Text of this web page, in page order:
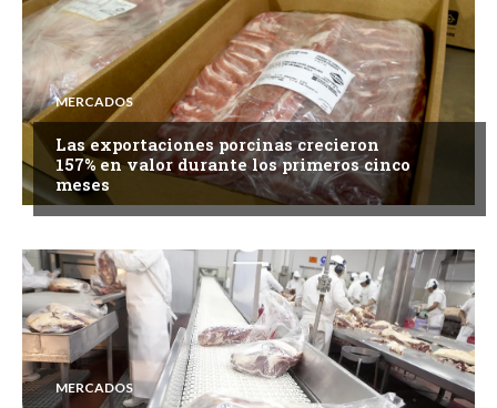
MERCADOS
Las exportaciones porcinas crecieron
157% en valor durante los primeros cinco
meses
MERCADOS